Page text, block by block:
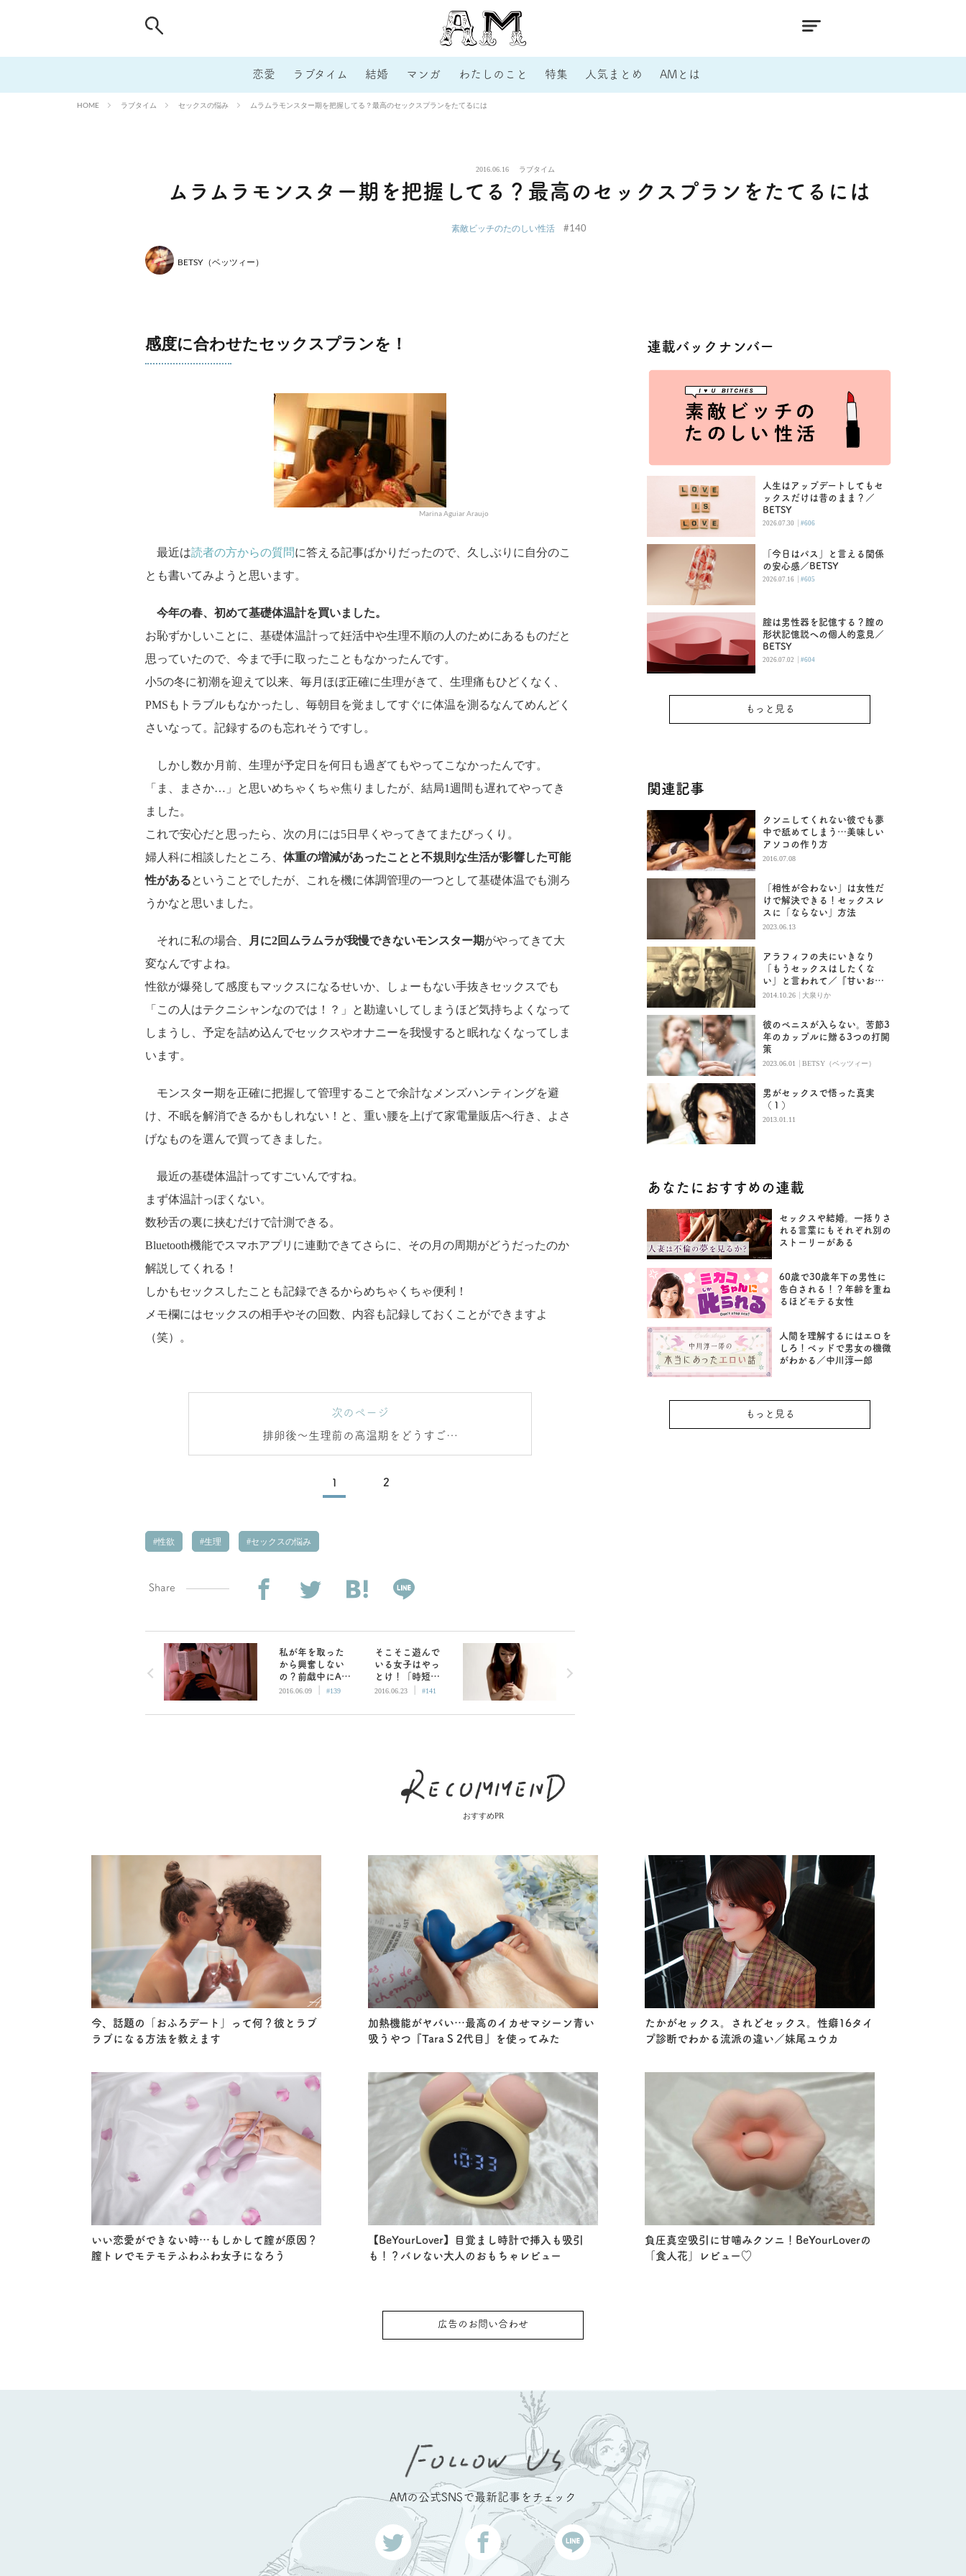
恋愛 ラブタイム 結婚 マンガ わたしのこと 特集 人気まとめ AMとは
HOME ラブタイム セックスの悩み ムラムラモンスター期を把握してる？最高のセックスプランをたてるには
2016.06.16 ラブタイム
ムラムラモンスター期を把握してる？最高のセックスプランをたてるには
素敵ビッチのたのしい性活 #140
BETSY（ベッツィー）
感度に合わせたセックスプランを！
Marina Aguiar Araujo
最近は読者の方からの質問に答える記事ばかりだったので、久しぶりに自分のこ
とも書いてみようと思います。
今年の春、初めて基礎体温計を買いました。
お恥ずかしいことに、基礎体温計って妊活中や生理不順の人のためにあるものだと
思っていたので、今まで手に取ったこともなかったんです。
小5の冬に初潮を迎えて以来、毎月ほぼ正確に生理がきて、生理痛もひどくなく、
PMSもトラブルもなかったし、毎朝目を覚ましてすぐに体温を測るなんてめんどく
さいなって。記録するのも忘れそうですし。
しかし数か月前、生理が予定日を何日も過ぎてもやってこなかったんです。
「ま、まさか…」と思いめちゃくちゃ焦りましたが、結局1週間も遅れてやってき
ました。
これで安心だと思ったら、次の月には5日早くやってきてまたびっくり。
婦人科に相談したところ、 体重の増減があったことと不規則な生活が影響した可能
性があるということでしたが、これを機に体調管理の一つとして基礎体温でも測ろ
うかなと思いました。
それに私の場合、 月に2回ムラムラが我慢できないモンスター期がやってきて大
変なんですよね。
性欲が爆発して感度もマックスになるせいか、しょーもない手抜きセックスでも
「この人はテクニシャンなのでは！？」と勘違いしてしまうほど気持ちよくなって
しまうし、予定を詰め込んでセックスやオナニーを我慢すると眠れなくなってしま
います。
モンスター期を正確に把握して管理することで余計なメンズハンティングを避
け、不眠を解消できるかもしれない！と、重い腰を上げて家電量販店へ行き、よさ
げなものを選んで買ってきました。
最近の基礎体温計ってすごいんですね。
まず体温計っぽくない。
数秒舌の裏に挟むだけで計測できる。
Bluetooth機能でスマホアプリに連動できてさらに、その月の周期がどうだったのか
解説してくれる！
しかもセックスしたことも記録できるからめちゃくちゃ便利！
メモ欄にはセックスの相手やその回数、内容も記録しておくことができますよ
（笑）。
次のページ
排卵後～生理前の高温期をどうすごす
か？
1 2
性欲 生理 セックスの悩み
Share
私が年を取った
から興奮しない
の？前戯中にAV
を見る彼がひど
2016.06.09 | #139
そこそこ遊んで
いる女子はやっ
とけ！「時短」
性病検査のすす
2016.06.23 | #141
連載バックナンバー
人生はアップデートしてもセ
ックスだけは昔のまま？／
BETSY
2026.07.30 | #606
「今日はパス」と言える関係
の安心感／BETSY
2026.07.16 | #605
腟は男性器を記憶する？膣の
形状記憶説への個人的意見／
BETSY
2026.07.02 | #604
もっと見る
関連記事
クンニしてくれない彼でも夢
中で舐めてしまう…美味しい
アソコの作り方
2016.07.08
「相性が合わない」は女性だ
けで解決できる！セックスレ
スに「ならない」方法
2023.06.13
アラフィフの夫にいきなり
「もうセックスはしたくな
い」と言われて／『甘いお菓
子は食べません』（前編）
2014.10.26 | 大泉りか
彼のペニスが入らない。苦節3
年のカップルに贈る3つの打開
策
2023.06.01 | BETSY（ベッツィー）
男がセックスで悟った真実
（１）
2013.01.11
あなたにおすすめの連載
セックスや結婚。一括りさ
れる言葉にもそれぞれ別の
ストーリーがある
60歳で30歳年下の男性に
告白される！？年齢を重ね
るほどモテる女性
人間を理解するにはエロを
しろ！ベッドで男女の機微
がわかる／中川淳一郎
もっと見る
おすすめPR
今、話題の「おふろデート」って何？彼とラブ
ラブになる方法を教えます
加熱機能がヤバい…最高のイカせマシーン青い
吸うやつ『Tara S 2代目』を使ってみた
たかがセックス。されどセックス。性癖16タイ
プ診断でわかる流派の違い／妹尾ユウカ
いい恋愛ができない時…もしかして膣が原因？
膣トレでモテモテふわふわ女子になろう
【BeYourLover】目覚まし時計で挿入も吸引
も！？バレない大人のおもちゃレビュー
負圧真空吸引に甘噛みクンニ！BeYourLoverの
「食人花」レビュー♡
広告のお問い合わせ
AMの公式SNSで最新記事をチェック